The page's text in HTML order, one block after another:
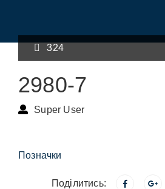
324
2980-7
Super User
Позначки
Поділитись: